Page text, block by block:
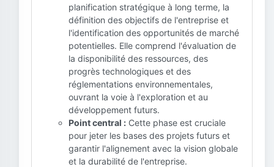
planification stratégique à long terme, la
définition des objectifs de l'entreprise et
l'identification des opportunités de marché
potentielles. Elle comprend l'évaluation de
la disponibilité des ressources, des
progrès technologiques et des
réglementations environnementales,
ouvrant la voie à l'exploration et au
développement futurs.
Point central : Cette phase est cruciale
pour jeter les bases des projets futurs et
garantir l'alignement avec la vision globale
et la durabilité de l'entreprise.